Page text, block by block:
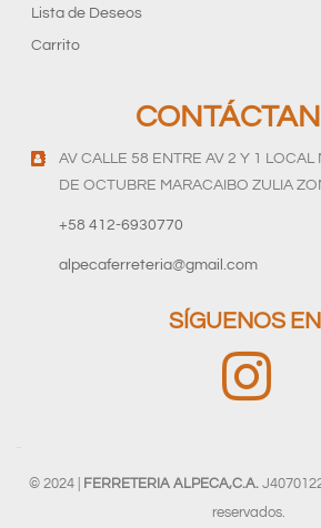
Lista de Deseos
Carrito
AV CALLE 58 ENTRE AV 2 Y 1
DE OCTUBRE MARACAIBO ZULIA
+58 412-6930770
alpecaferreteria@gmail.com
SÍGUENOS
© 2024 | FERRETERIA ALPECA,C.A.
reservados.